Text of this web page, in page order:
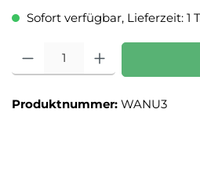
Sofort verfügbar, Lieferzeit: 1
Produkt Anzahl: Gib den
Produktnummer: WANU3